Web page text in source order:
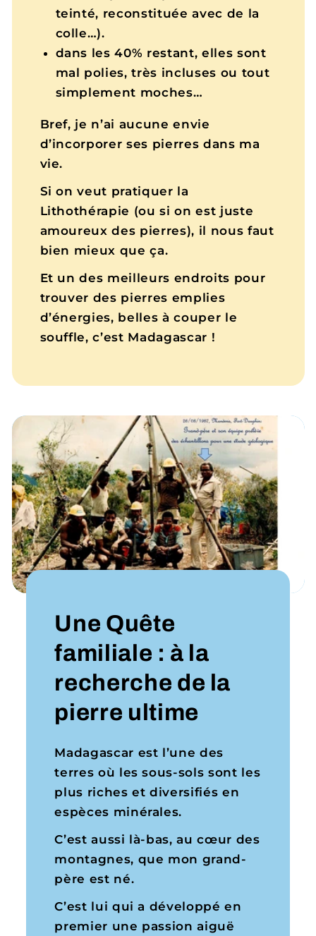
teinté, reconstituée avec de la
colle…).
dans les 40% restant, elles sont
mal polies, très incluses ou tout
simplement moches…
Bref, je n’ai aucune envie
d’incorporer ses pierres dans ma
vie.
Si on veut pratiquer la
Lithothérapie (ou si on est juste
amoureux des pierres), il nous faut
bien mieux que ça.
Et un des meilleurs endroits pour
trouver des pierres emplies
d’énergies, belles à couper le
souffle, c’est Madagascar !
Une Quête
familiale : à la
recherche de la
pierre ultime
Madagascar est l’une des
terres où les sous-sols sont les
plus riches et diversifiés en
espèces minérales.
C’est aussi là-bas, au cœur des
montagnes, que mon grand-
père est né.
C’est lui qui a développé en
premier une passion aiguë